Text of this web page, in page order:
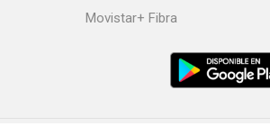
Movistar+ Fibra